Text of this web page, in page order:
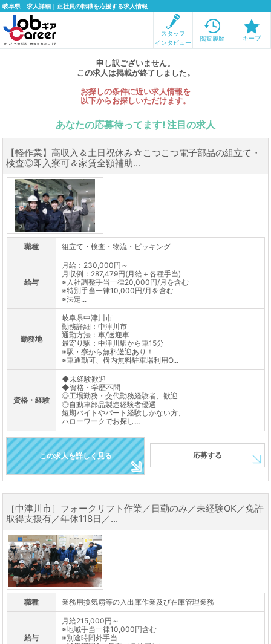
岐阜県 求人詳細｜正社員の転職を応援する求人情報
スタッフ
インタビュー
閲覧履歴 キープ
申し訳ございません。
この求人は掲載が終了しました。
お探しの条件に近い求人情報を
以下からお探しいただけます。
あなたの応募待ってます! 注目の求人
【軽作業】高収入＆土日祝休み☆こつこつ電子部品の組立て・
検査◎即入寮可＆家賃全額補助...
職種 組立て・検査・物流・ピッキング
給与
月給：230,000円～
月収例：287,479円(月給＋各種手当)
※入社調整手当一律20,000円/月を含む
※特別手当一律10,000円/月を含む
※法定...
勤務地
岐阜県中津川市
勤務詳細：中津川市
通勤方法：車/送迎車
最寄り駅：中津川駅から車15分
※駅・寮から無料送迎あり！
※車通勤可、構内無料駐車場利用O...
資格・経験
◆未経験歓迎
◆資格・学歴不問
◎工場勤務・交代勤務経験者、歓迎
◎自動車部品製造経験者優遇
短期バイトやパート経験しかない方、
ハローワークでお探し...
この求人を詳しく見る 応募する
［中津川市］フォークリフト作業／日勤のみ／未経験OK／免許
取得支援有／年休118日／...
職種 業務用換気扇等の入出庫作業及び在庫管理業務
給与
月給215,000円～
※地域手当一律10,000円含む
※別途時間外手当